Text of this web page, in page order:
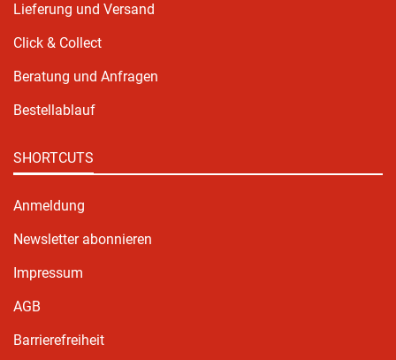
Lieferung und Versand
Click & Collect
Beratung und Anfragen
Bestellablauf
SHORTCUTS
Anmeldung
Newsletter abonnieren
Impressum
AGB
Barrierefreiheit